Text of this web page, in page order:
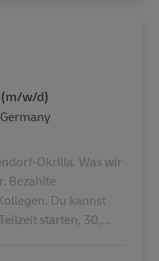
(m/w/d)
Okrilla. Was wir
Bezahlte
Du kannst
starten, 30,...